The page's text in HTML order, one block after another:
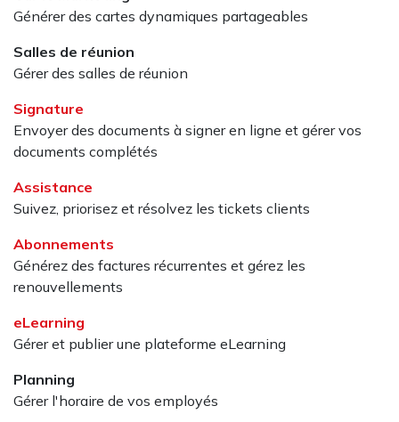
Générer des cartes dynamiques partageables
Salles de réunion
Gérer des salles de réunion
Signature
Envoyer des documents à signer en ligne et gérer vos
documents complétés
Assistance
Suivez, priorisez et résolvez les tickets clients
Abonnements
Générez des factures récurrentes et gérez les
renouvellements
eLearning
Gérer et publier une plateforme eLearning
Planning
Gérer l'horaire de vos employés